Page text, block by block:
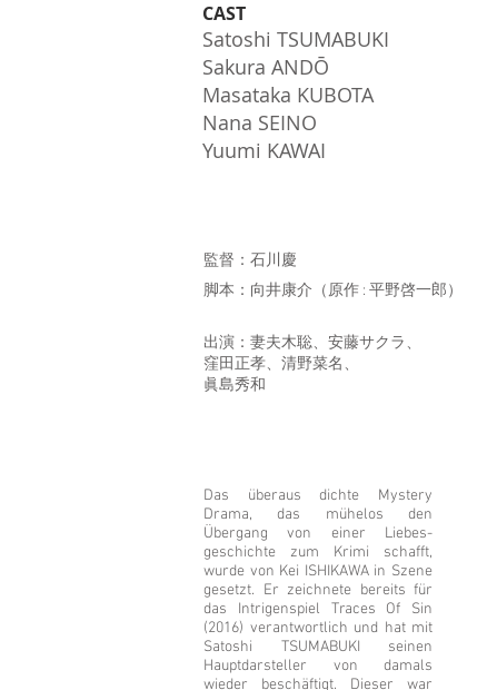
CAST
Satoshi TSUMABUKI
Sakura ANDŌ
Masataka KUBOTA
Nana SEINO
Yuumi KAWAI
監督：石川慶
脚本：向井康介（原作 : 平野啓一郎）
出演：妻夫木聡、安藤サクラ、
窪田正孝、清野菜名、
眞島秀和
Das überaus dichte Mystery
Drama, das mühelos den
Übergang von einer Liebes-
geschichte zum Krimi schafft,
wurde von Kei ISHIKAWA in Szene
gesetzt. Er zeichnete bereits für
das Intrigenspiel Traces Of Sin
(2016) verantwortlich und hat mit
Satoshi TSUMABUKI seinen
Hauptdarsteller von damals
wieder beschäftigt. Dieser war